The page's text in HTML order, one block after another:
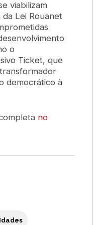
viabilizam
Lei Rouanet
o
Ticket, que
democrático à
no